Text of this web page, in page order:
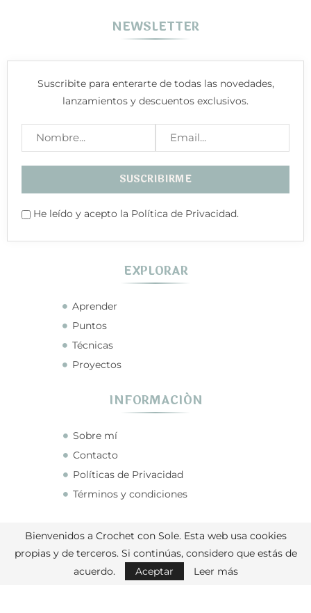
NEWSLETTER
Suscribite para enterarte de todas las novedades,
lanzamientos y descuentos exclusivos.
He leído y acepto la Política de Privacidad.
EXPLORAR
Aprender
Puntos
Técnicas
Proyectos
INFORMACIÓN
Sobre mí
Contacto
Políticas de Privacidad
Términos y condiciones
CONECTA CONMIGO
Bienvenidos a Crochet con Sole. Esta web usa cookies
propias y de terceros. Si continúas, considero que estás de
acuerdo.
Aceptar Leer más